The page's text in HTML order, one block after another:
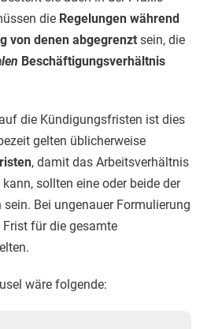
die Regelungen während
von denen abgegrenzt sein, die
Beschäftigungsverhältnis
die Kündigungsfristen ist dies
gelten üblicherweise
, damit das Arbeitsverhältnis
sollten eine oder beide der
Bei ungenauer Formulierung
für die gesamte
wäre folgende: